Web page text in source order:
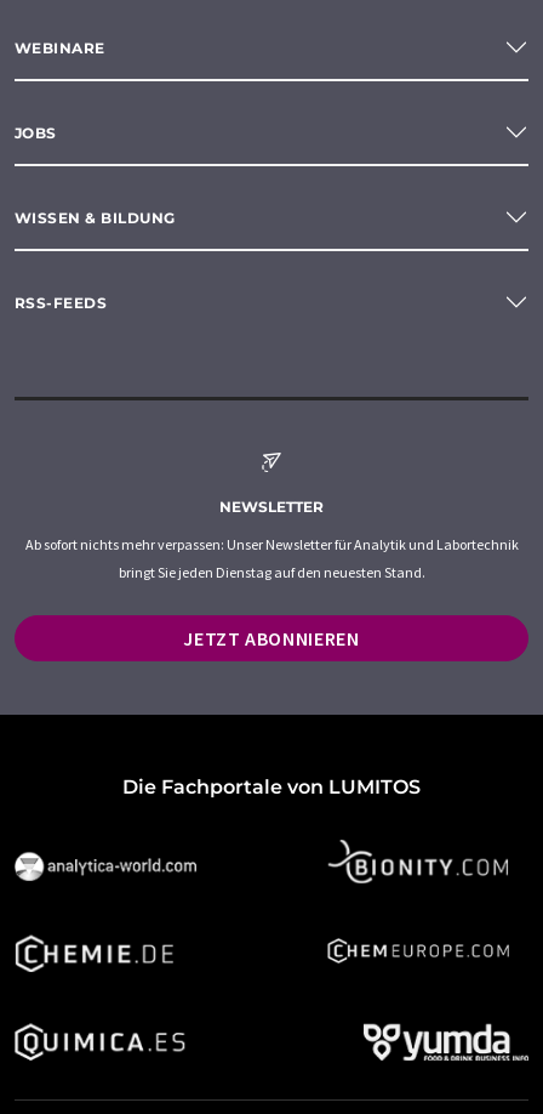
WEBINARE
JOBS
WISSEN & BILDUNG
RSS-FEEDS
NEWSLETTER
Ab sofort nichts mehr verpassen: Unser Newsletter für Analytik und Labortechnik
bringt Sie jeden Dienstag auf den neuesten Stand.
JETZT ABONNIEREN
Die Fachportale von LUMITOS